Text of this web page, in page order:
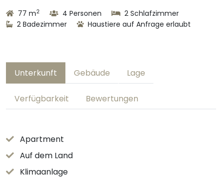
77 m2 4 Personen
2 Schlafzimmer
2 Badezimmer
Haustiere auf Anfrage erlaubt
Unterkunft Gebäude Lage
Verfügbarkeit Bewertungen
Apartment
Auf dem Land
Klimaanlage